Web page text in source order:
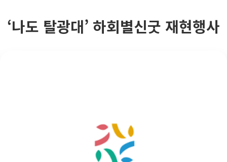
‘나도 탈광대’ 하회별신굿 재현행사